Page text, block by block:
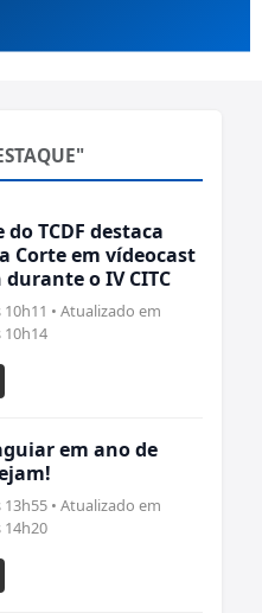
TCDF destaca
Corte em vídeocast
o IV CITC
• Atualizado em
10h14
em ano de
• Atualizado em
14h20